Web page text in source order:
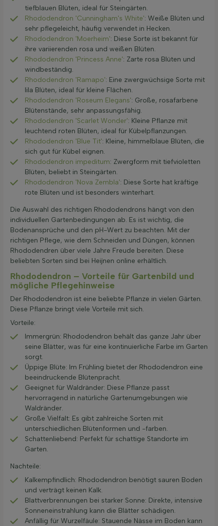
tiefblauen Blüten, ideal für Steingärten.
Rhododendron 'Cunningham's White': Weiße Blüten und
sehr pflegeleicht, häufig verwendet in Hecken.
Rhododendron 'Moerheim': Diese Sorte ist bekannt für
ihre variierenden rosa und weißen Blüten.
Rhododendron 'Princess Anne': Zarte rosa Blüten und
windbeständig.
Rhododendron 'Ramapo': Eine zwergwüchsige Sorte mit
lila Blüten, ideal für kleine Flächen.
Rhododendron 'Roseum Elegans': Große, rosafarbene
Blütenstände, sehr anpassungsfähig.
Rhododendron 'Scarlet Wonder': Kleine Pflanze mit
leuchtend roten Blüten, ideal für Kübelpflanzungen.
Rhododendron 'Blue Tit': Kleine, himmelblaue Blüten, die
sich gut für Kübel eignen.
Rhododendron impeditum: Zwergform mit tiefvioletten
Blüten, beliebt in Steingärten.
Rhododendron 'Nova Zembla': Diese Sorte hat kräftige
rote Blüten und ist besonders winterhart.
Die Auswahl des richtigen Rhododendrons hängt von den
individuellen Gartenbedingungen ab. Es ist wichtig, die
Bodenansprüche und den pH-Wert zu beachten. Mit der
richtigen Pflege, wie dem Schneiden und Düngen, können
Rhododendren über viele Jahre Freude bereiten. Diese
beliebten Sorten sind bei Heijnen online erhältlich.
Rhododendron – Vorteile für Gartenbild und
mögliche Pflegehinweise
Der Rhododendron ist eine beliebte Pflanze in vielen Gärten.
Diese Pflanze bringt viele Vorteile mit sich.
Vorteile:
Immergrün: Rhododendron behält das ganze Jahr über
seine Blätter, was für eine kontinuierliche Farbe im Garten
sorgt.
Üppige Blüte: Im Frühling bietet der Rhododendron eine
beeindruckende Blütenpracht.
Geeignet für Waldränder: Diese Pflanze passt
hervorragend in natürliche Gartenumgebungen wie
Waldränder.
Große Vielfalt: Es gibt zahlreiche Sorten mit
unterschiedlichen Blütenformen und -farben.
Schattenliebend: Perfekt für schattige Standorte im
Garten.
Nachteile:
Kalkempfindlich: Rhododendron benötigt sauren Boden
und verträgt keinen Kalk.
Blattverbrennungen bei starker Sonne: Direkte, intensive
Sonneneinstrahlung kann die Blätter schädigen.
Anfällig für Wurzelfäule: Stauende Nässe im Boden kann